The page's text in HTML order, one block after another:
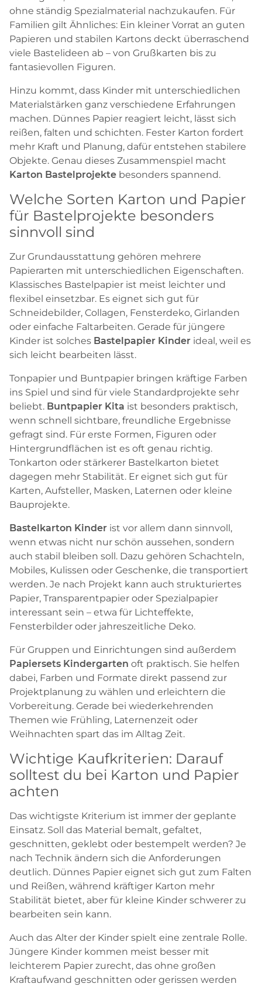
ohne ständig Spezialmaterial nachzukaufen. Für
Familien gilt Ähnliches: Ein kleiner Vorrat an guten
Papieren und stabilen Kartons deckt überraschend
viele Bastelideen ab – von Grußkarten bis zu
fantasievollen Figuren.
Hinzu kommt, dass Kinder mit unterschiedlichen
Materialstärken ganz verschiedene Erfahrungen
machen. Dünnes Papier reagiert leicht, lässt sich
reißen, falten und schichten. Fester Karton fordert
mehr Kraft und Planung, dafür entstehen stabilere
Objekte. Genau dieses Zusammenspiel macht
Karton Bastelprojekte besonders spannend.
Welche Sorten Karton und Papier
für Bastelprojekte besonders
sinnvoll sind
Zur Grundausstattung gehören mehrere
Papierarten mit unterschiedlichen Eigenschaften.
Klassisches Bastelpapier ist meist leichter und
flexibel einsetzbar. Es eignet sich gut für
Schneidebilder, Collagen, Fensterdeko, Girlanden
oder einfache Faltarbeiten. Gerade für jüngere
Kinder ist solches Bastelpapier Kinder ideal, weil es
sich leicht bearbeiten lässt.
Tonpapier und Buntpapier bringen kräftige Farben
ins Spiel und sind für viele Standardprojekte sehr
beliebt. Buntpapier Kita ist besonders praktisch,
wenn schnell sichtbare, freundliche Ergebnisse
gefragt sind. Für erste Formen, Figuren oder
Hintergrundflächen ist es oft genau richtig.
Tonkarton oder stärkerer Bastelkarton bietet
dagegen mehr Stabilität. Er eignet sich gut für
Karten, Aufsteller, Masken, Laternen oder kleine
Bauprojekte.
Bastelkarton Kinder ist vor allem dann sinnvoll,
wenn etwas nicht nur schön aussehen, sondern
auch stabil bleiben soll. Dazu gehören Schachteln,
Mobiles, Kulissen oder Geschenke, die transportiert
werden. Je nach Projekt kann auch strukturiertes
Papier, Transparentpapier oder Spezialpapier
interessant sein – etwa für Lichteffekte,
Fensterbilder oder jahreszeitliche Deko.
Für Gruppen und Einrichtungen sind außerdem
Papiersets Kindergarten oft praktisch. Sie helfen
dabei, Farben und Formate direkt passend zur
Projektplanung zu wählen und erleichtern die
Vorbereitung. Gerade bei wiederkehrenden
Themen wie Frühling, Laternenzeit oder
Weihnachten spart das im Alltag Zeit.
Wichtige Kaufkriterien: Darauf
solltest du bei Karton und Papier
achten
Das wichtigste Kriterium ist immer der geplante
Einsatz. Soll das Material bemalt, gefaltet,
geschnitten, geklebt oder bestempelt werden? Je
nach Technik ändern sich die Anforderungen
deutlich. Dünnes Papier eignet sich gut zum Falten
und Reißen, während kräftiger Karton mehr
Stabilität bietet, aber für kleine Kinder schwerer zu
bearbeiten sein kann.
Auch das Alter der Kinder spielt eine zentrale Rolle.
Jüngere Kinder kommen meist besser mit
leichterem Papier zurecht, das ohne großen
Kraftaufwand geschnitten oder gerissen werden